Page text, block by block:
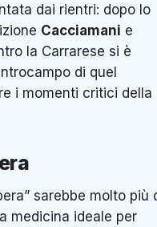
dai rientri: dopo lo
Cacciamani e
la Carrarese si è
di quel
i momenti critici della
sarebbe molto più
medicina ideale per